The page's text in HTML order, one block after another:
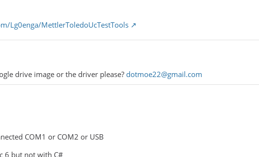
Lg0enga/MettlerToledoUcTestTools
drive image or the driver please? dotmoe22@gmail.com
COM1 or COM2 or USB
6 but not with C#